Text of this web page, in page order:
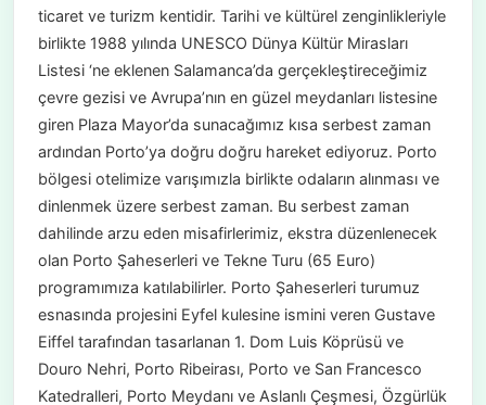
ticaret ve turizm kentidir. Tarihi ve kültürel zenginlikleriyle
birlikte 1988 yılında UNESCO Dünya Kültür Mirasları
Listesi ‘ne eklenen Salamanca’da gerçekleştireceğimiz
çevre gezisi ve Avrupa’nın en güzel meydanları listesine
giren Plaza Mayor’da sunacağımız kısa serbest zaman
ardından Porto’ya doğru doğru hareket ediyoruz. Porto
bölgesi otelimize varışımızla birlikte odaların alınması ve
dinlenmek üzere serbest zaman. Bu serbest zaman
dahilinde arzu eden misafirlerimiz, ekstra düzenlenecek
olan Porto Şaheserleri ve Tekne Turu (65 Euro)
programımıza katılabilirler. Porto Şaheserleri turumuz
esnasında projesini Eyfel kulesine ismini veren Gustave
Eiffel tarafından tasarlanan 1. Dom Luis Köprüsü ve
Douro Nehri, Porto Ribeirası, Porto ve San Francesco
Katedralleri, Porto Meydanı ve Aslanlı Çeşmesi, Özgürlük